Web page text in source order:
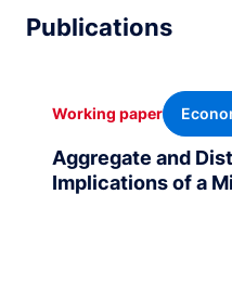
Publications
Aggregate and
Implications of a
Working paper